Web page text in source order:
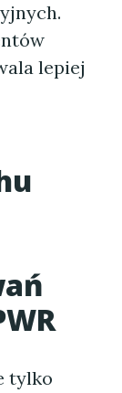
lepiej
tylko